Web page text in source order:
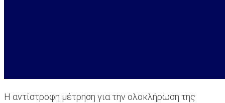
Η αντίστροφη μέτρηση για την ολοκλήρωση της